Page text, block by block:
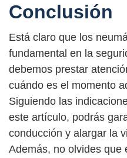
Conclusión
Está claro que los
fundamental en la
debemos prestar
cuándo es el momento
Siguiendo las
este artículo, podrás
conducción y alargar la
Además, no olvides que